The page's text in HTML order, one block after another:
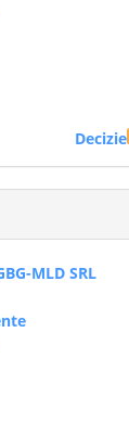
Decizie
MLD SRL